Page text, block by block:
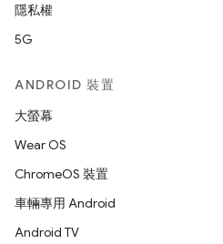
隱私權
5G
ANDROID 裝置
大螢幕
Wear OS
ChromeOS 裝置
車輛專用 Android
Android TV